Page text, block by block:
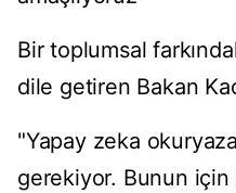
Bir toplumsal
dile getiren Bakan
"Yapay zeka
gerekiyor. Bunun için